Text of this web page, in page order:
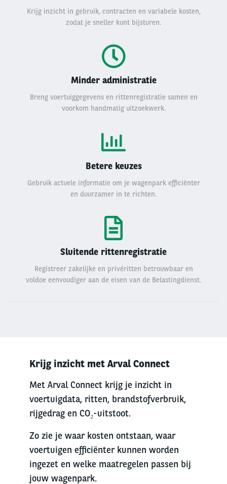
Krijg inzicht in gebruik, contracten en variabele kosten,
zodat je sneller kunt bijsturen.
Minder administratie
Breng voertuiggegevens en rittenregistratie samen en
voorkom handmatig uitzoekwerk.
Betere keuzes
Gebruik actuele informatie om je wagenpark efficiënter
en duurzamer in te richten.
Sluitende rittenregistratie
Registreer zakelijke en privéritten betrouwbaar en
voldoe eenvoudiger aan de eisen van de Belastingdienst.
Krijg inzicht met Arval Connect
Met Arval Connect krijg je inzicht in
voertuigdata, ritten, brandstofverbruik,
rijgedrag en CO₂-uitstoot.
Zo zie je waar kosten ontstaan, waar
voertuigen efficiënter kunnen worden
ingezet en welke maatregelen passen bij
jouw wagenpark.